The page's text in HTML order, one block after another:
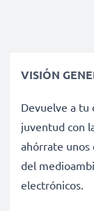
VISIÓN
Devuelve a tu
juventud con
ahórrate unos
del
electrónicos.